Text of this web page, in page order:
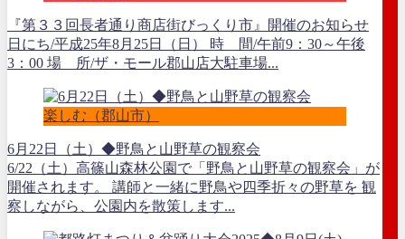
『第３３回長者通り商店街びっくり市』開催のお知らせ
日にち/平成25年8月25日（日） 時 間/午前9：30～午後
3：00 場 所/ザ・モール郡山店大駐車場...
楽しむ（郡山市）
6月22日（土）◆野鳥と山野草の観察会
6/22（土）高篠山森林公園で「野鳥と山野草の観察会」が
開催されます。 講師と一緒に野鳥や四季折々の野草を 観
察しながら、公園内を散策します...